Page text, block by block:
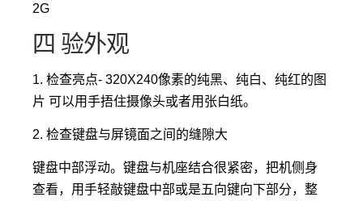
2G
四 验外观
1. 检查亮点- 320X240像素的纯黑、纯白、纯红的图
片 可以用手捂住摄像头或者用张白纸。
2. 检查键盘与屏镜面之间的缝隙大
键盘中部浮动。键盘与机座结合很紧密，把机侧身
查看，用手轻敲键盘中部或是五向键向下部分，整